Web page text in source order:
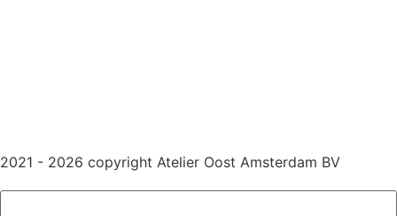
2021 - 2026 copyright Atelier Oost Amsterdam BV